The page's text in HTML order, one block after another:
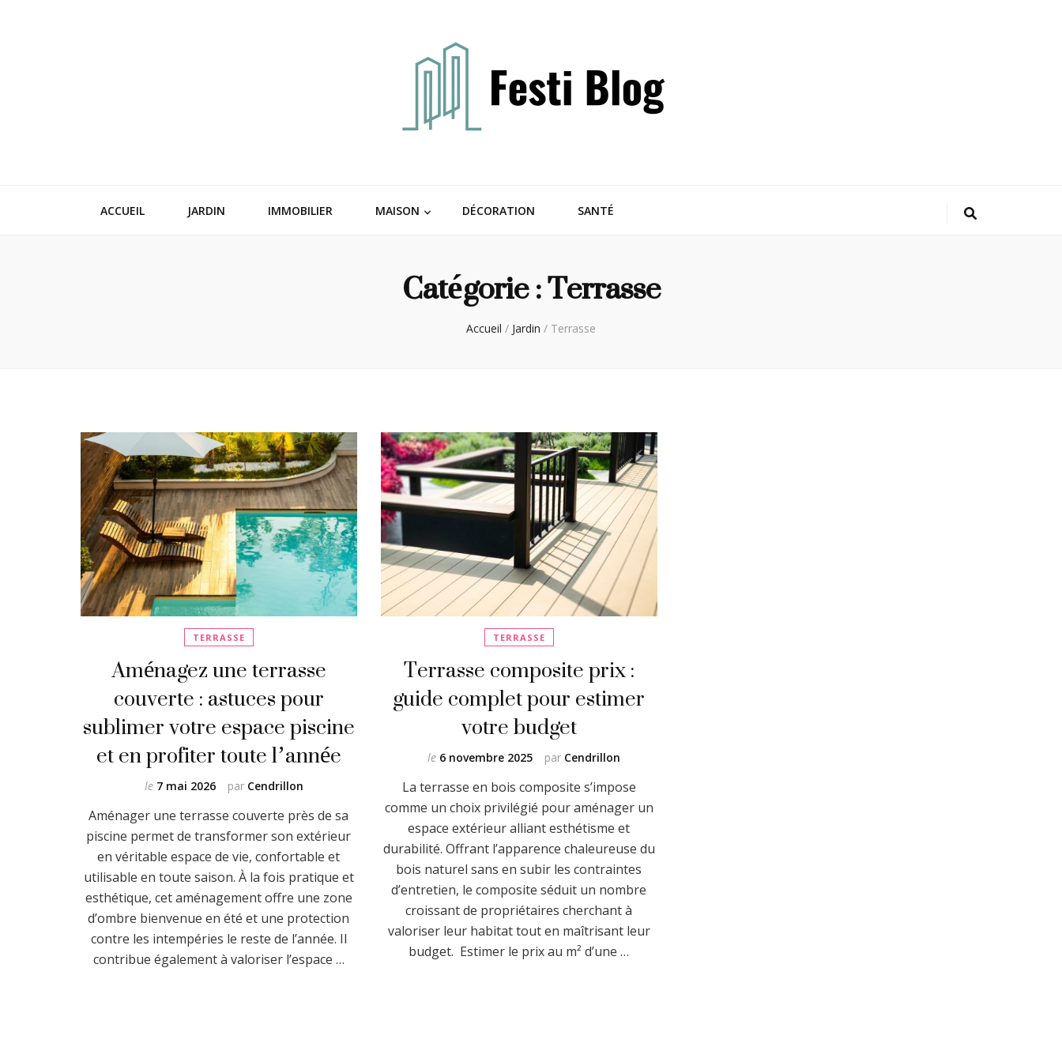
ACCUEIL JARDIN IMMOBILIER MAISON DÉCORATION SANTÉ
Catégorie :Terrasse
Accueil / Jardin / Terrasse
TERRASSE
Aménagez une terrasse
couverte : astuces pour
sublimer votre espace piscine
et en profiter toute l’année
par Cendrillon
le 7 mai 2026
Aménager une terrasse couverte près de sa
piscine permet de transformer son extérieur
en véritable espace de vie, confortable et
utilisable en toute saison. À la fois pratique et
esthétique, cet aménagement offre une zone
d’ombre bienvenue en été et une protection
contre les intempéries le reste de l’année. Il
contribue également à valoriser l’espace …
TERRASSE
Terrasse composite prix :
guide complet pour estimer
votre budget
par Cendrillon
le 6 novembre 2025
La terrasse en bois composite s’impose
comme un choix privilégié pour aménager un
espace extérieur alliant esthétisme et
durabilité. Offrant l’apparence chaleureuse du
bois naturel sans en subir les contraintes
d’entretien, le composite séduit un nombre
croissant de propriétaires cherchant à
valoriser leur habitat tout en maîtrisant leur
budget. Estimer le prix au m² d’une …